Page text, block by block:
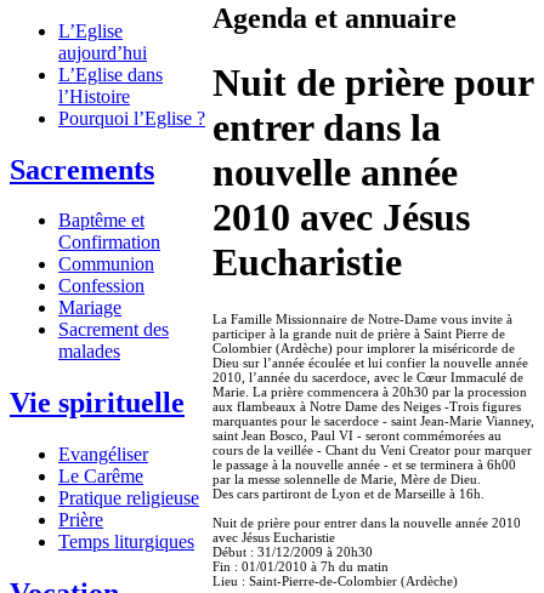
L’Eglise
aujourd’hui
L’Eglise dans
l’Histoire
Pourquoi l’Eglise ?
Sacrements
Baptême et
Confirmation
Communion
Confession
Mariage
Sacrement des
malades
Vie spirituelle
Evangéliser
Le Carême
Pratique religieuse
Prière
Temps liturgiques
Agenda et annuaire
Nuit de prière pour
entrer dans la
nouvelle année
2010 avec Jésus
Eucharistie
La Famille Missionnaire de Notre-Dame vous invite à
participer à la grande nuit de prière à Saint Pierre de
Colombier (Ardèche) pour implorer la miséricorde de
Dieu sur l’année écoulée et lui confier la nouvelle année
2010, l’année du sacerdoce, avec le Cœur Immaculé de
Marie. La prière commencera à 20h30 par la procession
aux flambeaux à Notre Dame des Neiges -Trois figures
marquantes pour le sacerdoce - saint Jean-Marie Vianney,
saint Jean Bosco, Paul VI - seront commémorées au
cours de la veillée - Chant du Veni Creator pour marquer
le passage à la nouvelle année - et se terminera à 6h00
par la messe solennelle de Marie, Mère de Dieu.
Des cars partiront de Lyon et de Marseille à 16h.
Nuit de prière pour entrer dans la nouvelle année 2010
avec Jésus Eucharistie
Début : 31/12/2009 à 20h30
Fin : 01/01/2010 à 7h du matin
Lieu : Saint-Pierre-de-Colombier (Ardèche)